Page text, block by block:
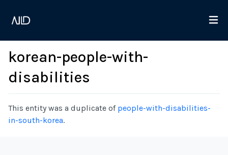
korean-people-with-
disabilities
This entity was a duplicate of people-with-disabilities-
in-south-korea.